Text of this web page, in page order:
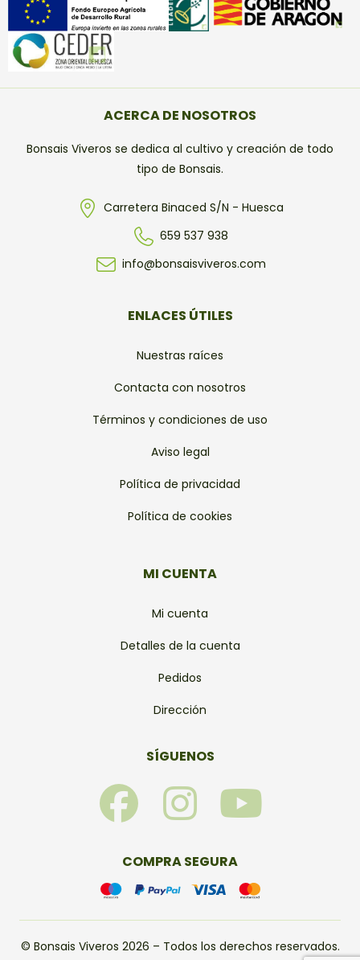
ACERCA DE NOSOTROS
Bonsais Viveros se dedica al cultivo y creación de todo
tipo de Bonsais.
Carretera Binaced S/N - Huesca
659 537 938
info@bonsaisviveros.com
ENLACES ÚTILES
Nuestras raíces
Contacta con nosotros
Términos y condiciones de uso
Aviso legal
Política de privacidad
Política de cookies
MI CUENTA
Mi cuenta
Detalles de la cuenta
Pedidos
Dirección
SÍGUENOS
F
a
c
e
I
n
s
t
Y
u
t
COMPRA SEGURA
© Bonsais Viveros 2026 – Todos los derechos reservados.